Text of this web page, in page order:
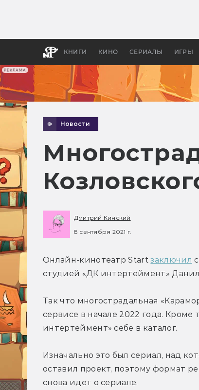
РЕКЛАМА
КНИГИ КИНО СЕРИАЛЫ ИГРЫ
Новости
Дмитрий Кинский
8 сентября 2021 г.
Онлайн-кинотеатр Start заключил
студией «ДК интертеймент»
Так что многострадальная
сервисе в начале 2022 года.
интертеймент» себе в каталог.
Изначально это был сериал, над
оставил проект, поэтому формат
снова идет о сериале.